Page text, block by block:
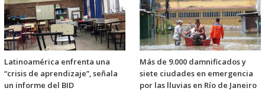
Latinoamérica enfrenta una
“crisis de aprendizaje”, señala
un informe del BID
Más de 9.000 damnificados y
siete ciudades en emergencia
por las lluvias en Río de Janeiro